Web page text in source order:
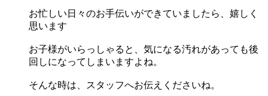
お忙しい日々のお手伝いができていましたら、嬉しく
思います
お子様がいらっしゃると、気になる汚れがあっても後
回しになってしまいますよね。
そんな時は、スタッフへお伝えくださいね。